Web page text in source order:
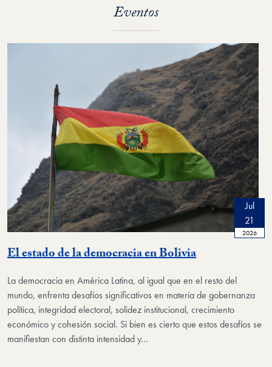
Eventos
Jul
21
2026
El estado de la democracia en Bolivia
La democracia en América Latina, al igual que en el resto del
mundo, enfrenta desafíos significativos en materia de gobernanza
política, integridad electoral, solidez institucional, crecimiento
económico y cohesión social. Si bien es cierto que estos desafíos se
manifiestan con distinta intensidad y…